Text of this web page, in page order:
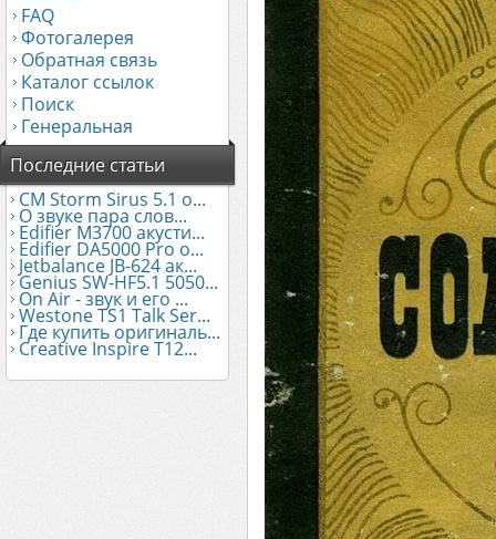
FAQ
Фотогалерея
Обратная связь
Каталог ссылок
Поиск
Генеральная
Последние статьи
CM Storm Sirus 5.1 о...
О звуке пара слов...
Edifier М3700 акусти...
Edifier DA5000 Pro о...
Jetbalance JB-624 ак...
Genius SW-HF5.1 5050...
On Air - звук и его ...
Westone TS1 Talk Ser...
Где купить оригиналь...
Creative Inspire T12...